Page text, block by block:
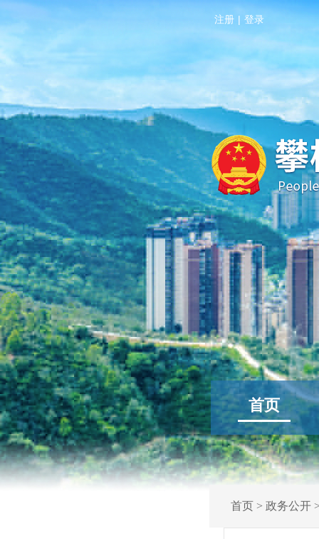
注册 | 登录
首页
首页> 政务公开